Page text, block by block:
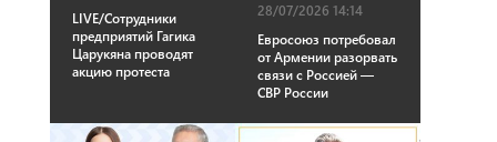
LIVE/Сотрудники
предприятий Гагика
Царукяна проводят
акцию протеста
28/07/2026 14:14
Евросоюз потребовал
от Армении разорвать
связи с Россией —
СВР России